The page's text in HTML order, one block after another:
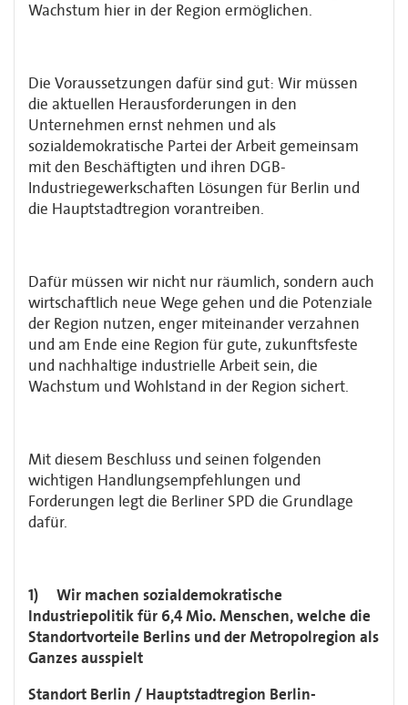
Wachstum hier in der Region ermöglichen.
Die Voraussetzungen dafür sind gut: Wir müssen
die aktuellen Herausforderungen in den
Unternehmen ernst nehmen und als
sozialdemokratische Partei der Arbeit gemeinsam
mit den Beschäftigten und ihren DGB-
Industriegewerkschaften Lösungen für Berlin und
die Hauptstadtregion vorantreiben.
Dafür müssen wir nicht nur räumlich, sondern auch
wirtschaftlich neue Wege gehen und die Potenziale
der Region nutzen, enger miteinander verzahnen
und am Ende eine Region für gute, zukunftsfeste
und nachhaltige industrielle Arbeit sein, die
Wachstum und Wohlstand in der Region sichert.
Mit diesem Beschluss und seinen folgenden
wichtigen Handlungsempfehlungen und
Forderungen legt die Berliner SPD die Grundlage
dafür.
1) Wir machen sozialdemokratische
Industriepolitik für 6,4 Mio. Menschen, welche die
Standortvorteile Berlins und der Metropolregion als
Ganzes ausspielt
Standort Berlin / Hauptstadtregion Berlin-